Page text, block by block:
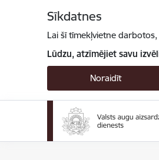
Sīkdatnes
Lai šī tīmekļvietne
Lūdzu, atzīmējiet savu
Noraidīt